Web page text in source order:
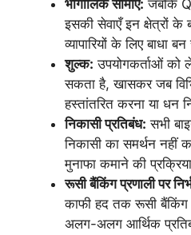
भौगोलिक सीमाएँ: जबकि
इसकी सेवाएँ इन क्षेत्रों के
व्यापारियों के लिए बाधा
शुल्क: उपयोगकर्ताओं को
सकता है, खासकर जब
हस्तांतरित करना या धन
निकासी प्रतिबंध: सभी
निकासी का समर्थन
मुनाफा कमाने की
रूसी बैंकिंग प्रणाली पर
काफी हद तक रूसी
अलग-अलग आर्थिक